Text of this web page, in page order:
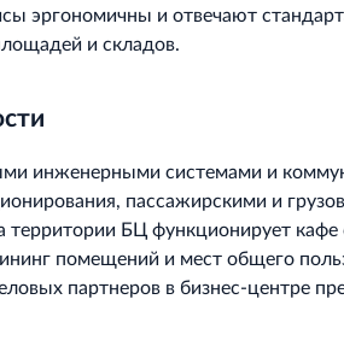
эргономичны и отвечают
и складов.
инженерными системами и
пассажирскими и
территории БЦ функционирует кафе
помещений и мест общего
партнеров в бизнес-центре